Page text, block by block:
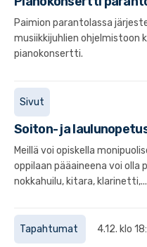
Paimion parantolassa
musiikkijuhlien ohjelmistoon
pianokonsertti.
Sivut
Soiton- ja
Meillä voi opiskella
oppilaan pääaineena voi olla
nokkahuilu, kitara, klarinetti,...
Tapahtumat 4.12. klo